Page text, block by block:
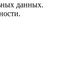
данных.